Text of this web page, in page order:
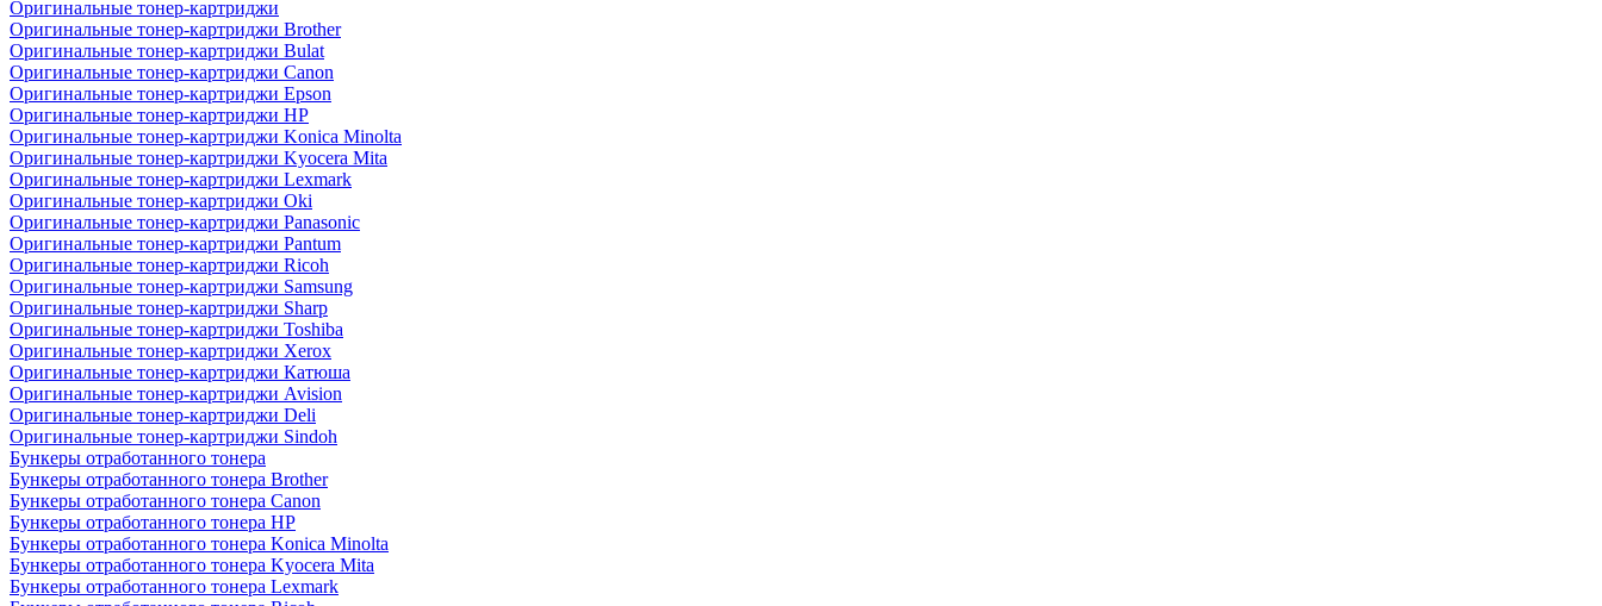
Оригинальные тонер-картриджи
Оригинальные тонер-картриджи Brother
Оригинальные тонер-картриджи Bulat
Оригинальные тонер-картриджи Canon
Оригинальные тонер-картриджи Epson
Оригинальные тонер-картриджи HP
Оригинальные тонер-картриджи Konica Minolta
Оригинальные тонер-картриджи Kyocera Mita
Оригинальные тонер-картриджи Lexmark
Оригинальные тонер-картриджи Oki
Оригинальные тонер-картриджи Panasonic
Оригинальные тонер-картриджи Pantum
Оригинальные тонер-картриджи Ricoh
Оригинальные тонер-картриджи Samsung
Оригинальные тонер-картриджи Sharp
Оригинальные тонер-картриджи Toshiba
Оригинальные тонер-картриджи Xerox
Оригинальные тонер-картриджи Катюша
Оригинальные тонер-картриджи Avision
Оригинальные тонер-картриджи Deli
Оригинальные тонер-картриджи Sindoh
Бункеры отработанного тонера
Бункеры отработанного тонера Brother
Бункеры отработанного тонера Canon
Бункеры отработанного тонера HP
Бункеры отработанного тонера Konica Minolta
Бункеры отработанного тонера Kyocera Mita
Бункеры отработанного тонера Lexmark